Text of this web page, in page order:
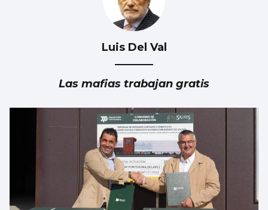
Luis Del Val
Las mafias trabajan gratis